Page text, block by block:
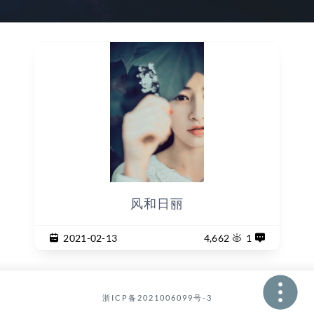
风和日丽
2021-02-13 4,662 1
浙ICP备2021006099号-3